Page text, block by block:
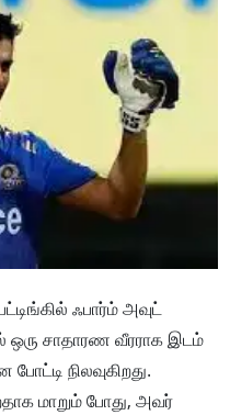
ஃபார்ம் அவுட்
ஒரு சாதாரண வீரராக இடம்
நிலவுகிறது.
மாறும் போது, அவர்